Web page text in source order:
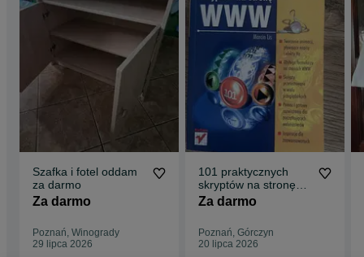
Szafka i fotel oddam
za darmo
Za darmo
Poznań, Winogrady
29 lipca 2026
101 praktycznych
skryptów na stronę
WWW wyd. Helion
Za darmo
Poznań, Górczyn
20 lipca 2026